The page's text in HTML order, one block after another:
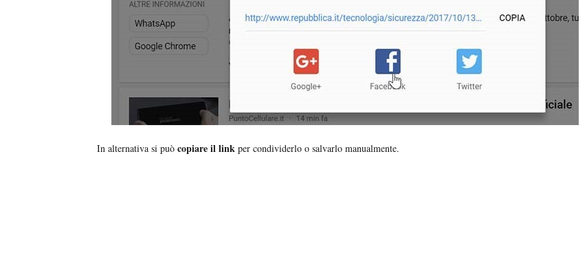
In alternativa si può copiare il link per condividerlo o salvarlo manualmente.